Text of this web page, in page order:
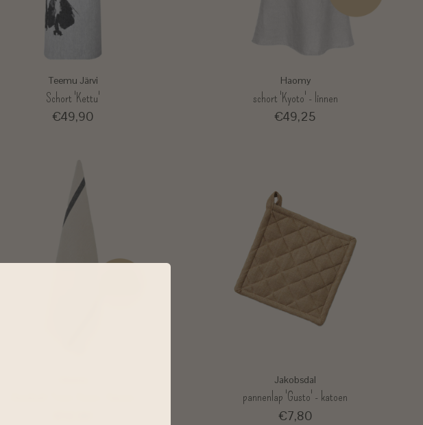
Teemu Järvi
Schort 'Kettu'
€49,90
Haomy
schort 'Kyoto' - linnen
€49,25
Jakobsdal
pannenlap 'Gusto' - katoen
€7,80